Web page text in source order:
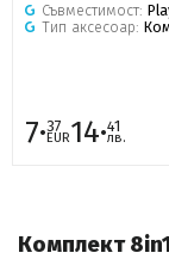
Съвместимост:
Тип аксесоар:
7·37
EUR14·41
лв.
Комплект